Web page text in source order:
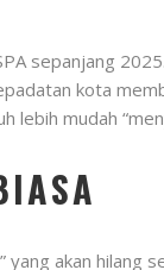
sepanjang
kota
lebih mudah
yang akan